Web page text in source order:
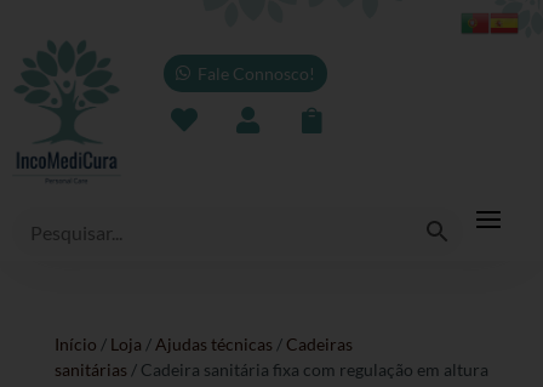
Fale Connosco!
  
Início / Loja /Ajudas técnicas / Cadeiras
sanitárias / Cadeira sanitária fixa com regulação em altura